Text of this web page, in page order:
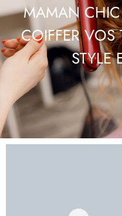
MAMAN CHIC
COIFFER VOS
STYLE